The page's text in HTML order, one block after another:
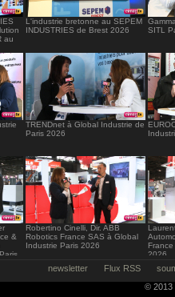
au
L'industrie bretonne au SEPEM
INDUSTRIES de Brest 2026
SITL
TRENDnet à Global Industrie de
Paris 2026
&
Robertino Cinelli, Dir. ABB
Robotics France SAS à Global
Industrie Paris 2026
2026
newsletter Flux RSS
© 2013